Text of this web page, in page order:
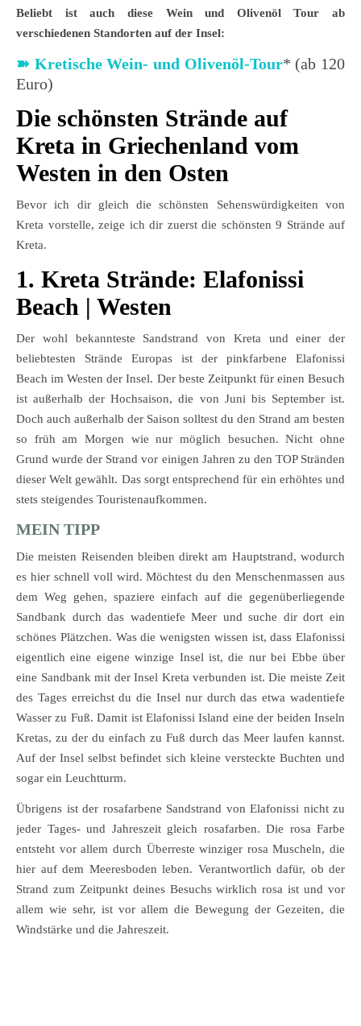
Beliebt ist auch diese Wein und Olivenöl Tour ab
verschiedenen Standorten auf der Insel:
➽ Kretische Wein- und Olivenöl-Tour* (ab 120
Euro)
Die schönsten Strände auf
Kreta in Griechenland vom
Westen in den Osten
Bevor ich dir gleich die schönsten Sehenswürdigkeiten von
Kreta vorstelle, zeige ich dir zuerst die schönsten 9 Strände auf
Kreta.
1. Kreta Strände: Elafonissi
Beach | Westen
Der wohl bekannteste Sandstrand von Kreta und einer der
beliebtesten Strände Europas ist der pinkfarbene Elafonissi
Beach im Westen der Insel. Der beste Zeitpunkt für einen Besuch
ist außerhalb der Hochsaison, die von Juni bis September ist.
Doch auch außerhalb der Saison solltest du den Strand am besten
so früh am Morgen wie nur möglich besuchen. Nicht ohne
Grund wurde der Strand vor einigen Jahren zu den TOP Stränden
dieser Welt gewählt. Das sorgt entsprechend für ein erhöhtes und
stets steigendes Touristenaufkommen.
MEIN TIPP
Die meisten Reisenden bleiben direkt am Hauptstrand, wodurch
es hier schnell voll wird. Möchtest du den Menschenmassen aus
dem Weg gehen, spaziere einfach auf die gegenüberliegende
Sandbank durch das wadentiefe Meer und suche dir dort ein
schönes Plätzchen. Was die wenigsten wissen ist, dass Elafonissi
eigentlich eine eigene winzige Insel ist, die nur bei Ebbe über
eine Sandbank mit der Insel Kreta verbunden ist. Die meiste Zeit
des Tages erreichst du die Insel nur durch das etwa wadentiefe
Wasser zu Fuß. Damit ist Elafonissi Island eine der beiden Inseln
Kretas, zu der du einfach zu Fuß durch das Meer laufen kannst.
Auf der Insel selbst befindet sich kleine versteckte Buchten und
sogar ein Leuchtturm.
Übrigens ist der rosafarbene Sandstrand von Elafonissi nicht zu
jeder Tages- und Jahreszeit gleich rosafarben. Die rosa Farbe
entsteht vor allem durch Überreste winziger rosa Muscheln, die
hier auf dem Meeresboden leben. Verantwortlich dafür, ob der
Strand zum Zeitpunkt deines Besuchs wirklich rosa ist und vor
allem wie sehr, ist vor allem die Bewegung der Gezeiten, die
Windstärke und die Jahreszeit.